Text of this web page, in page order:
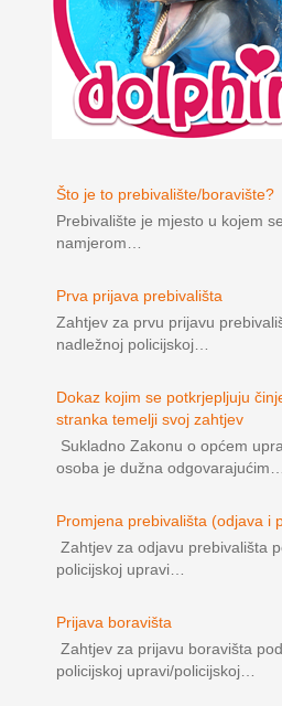
Što je to prebivalište/boravište?
Prebivalište je mjesto u kojem
namjerom…
Prva prijava prebivališta
Zahtjev za prvu prijavu
nadležnoj policijskoj…
Dokaz kojim se potkrjepljuju
stranka temelji svoj zahtjev
Sukladno Zakonu o općem
osoba je dužna odgovarajućim…
Promjena prebivališta (odjava i
Zahtjev za odjavu prebivališta
policijskoj upravi…
Prijava boravišta
Zahtjev za prijavu boravišta
policijskoj upravi/policijskoj…